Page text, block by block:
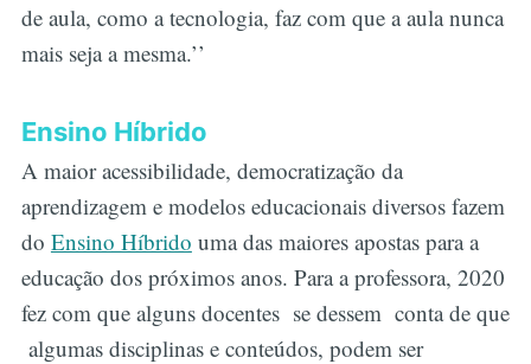
de aula, como a tecnologia, faz com que a aula nunca
mais seja a mesma.’’
Ensino Híbrido
A maior acessibilidade, democratização da
aprendizagem e modelos educacionais diversos fazem
do Ensino Híbrido uma das maiores apostas para a
educação dos próximos anos. Para a professora, 2020
fez com que alguns docentes se dessem conta de que
algumas disciplinas e conteúdos, podem ser